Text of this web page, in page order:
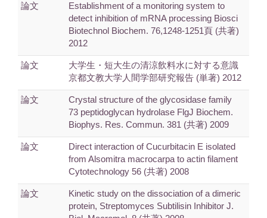
論文
Establishment of a monitoring system to
detect inhibition of mRNA processing Biosci
Biotechnol Biochem. 76,1248-1251頁 (共著)
2012
論文
大学生・短大生の清涼飲料水に対する意識
京都文教大学人間学部研究報告 (単著) 2012
論文
Crystal structure of the glycosidase family
73 peptidoglycan hydrolase FlgJ Biochem.
Biophys. Res. Commun. 381 (共著) 2009
論文
Direct interaction of Cucurbitacin E isolated
from Alsomitra macrocarpa to actin filament
Cytotechnology 56 (共著) 2008
論文
Kinetic study on the dissociation of a dimeric
protein, Streptomyces Subtilisin Inhibitor J.